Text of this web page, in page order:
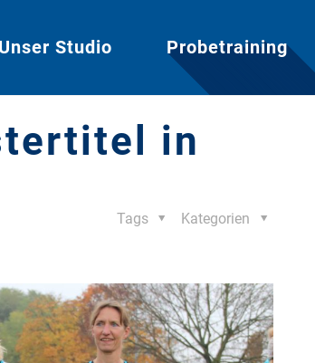
Unser Studio Probetraining
in
Kategorien
Tags